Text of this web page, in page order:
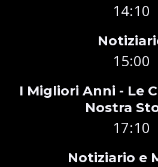
14:10
15:00
I Migliori Anni - Le
Nostra
17:10
Notiziario e